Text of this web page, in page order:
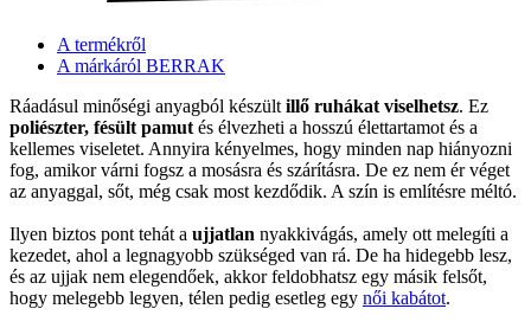
A termékről
A márkáról BERRAK
Ráadásul minőségi anyagból készült illő ruhákat viselhetsz. Ez
poliészter, fésült pamut és élvezheti a hosszú élettartamot és a
kellemes viseletet. Annyira kényelmes, hogy minden nap hiányozni
fog, amikor várni fogsz a mosásra és szárításra. De ez nem ér véget
az anyaggal, sőt, még csak most kezdődik. A szín is említésre méltó.
Ilyen biztos pont tehát a ujjatlan nyakkivágás, amely ott melegíti a
kezedet, ahol a legnagyobb szükséged van rá. De ha hidegebb lesz,
és az ujjak nem elegendőek, akkor feldobhatsz egy másik felsőt,
hogy melegebb legyen, télen pedig esetleg egy női kabátot.